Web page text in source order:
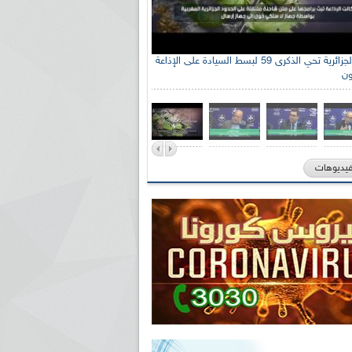
الإذاعة الجزائرية تحي الذكرى 59 لبسط السيادة على الإذاعة